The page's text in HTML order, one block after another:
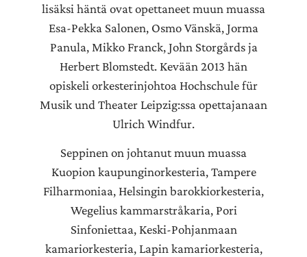
lisäksi häntä ovat opettaneet muun muassa
Esa-Pekka Salonen, Osmo Vänskä, Jorma
Panula, Mikko Franck, John Storgårds ja
Herbert Blomstedt. Kevään 2013 hän
opiskeli orkesterinjohtoa Hochschule für
Musik und Theater Leipzig:ssa opettajanaan
Ulrich Windfur.
Seppinen on johtanut muun muassa
Kuopion kaupunginorkesteria, Tampere
Filharmoniaa, Helsingin barokkiorkesteria,
Wegelius kammarstråkaria, Pori
Sinfoniettaa, Keski-Pohjanmaan
kamariorkesteria, Lapin kamariorkesteria,